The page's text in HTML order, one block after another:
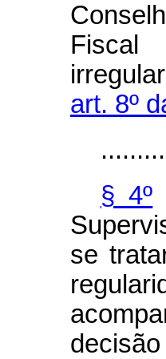
Fiscal
art. 8º
§ 4º
se
decisão